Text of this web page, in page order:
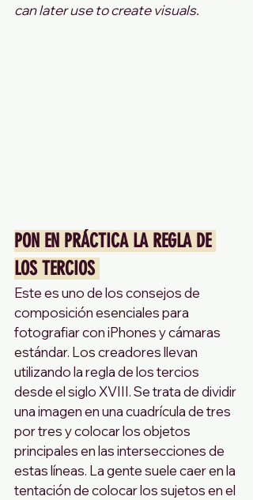
can later use to create visuals.
PON EN PRÁCTICA LA REGLA DE
LOS TERCIOS
Este es uno de los consejos de
composición esenciales para
fotografiar con iPhones y cámaras
estándar. Los creadores llevan
utilizando la regla de los tercios
desde el siglo XVIII. Se trata de dividir
una imagen en una cuadrícula de tres
por tres y colocar los objetos
principales en las intersecciones de
estas líneas. La gente suele caer en la
tentación de colocar los sujetos en el